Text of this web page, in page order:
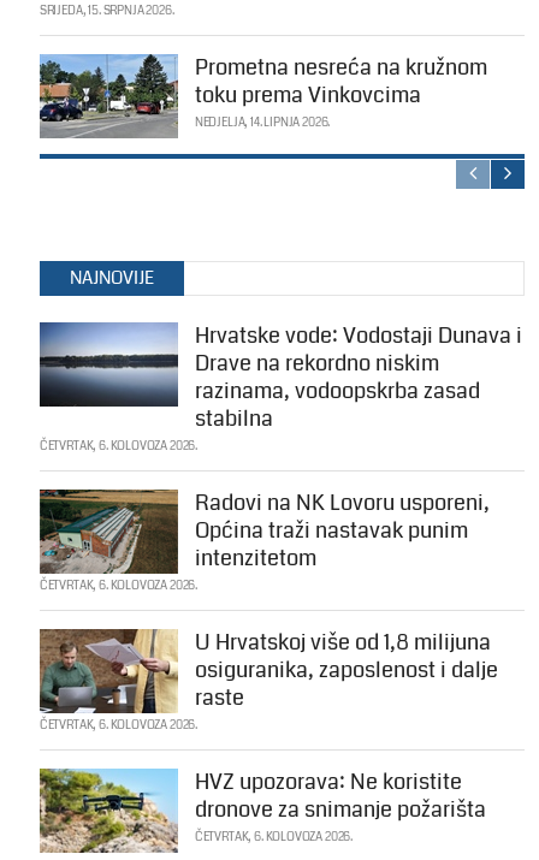
SRIJEDA, 15. SRPNJA 2026.
Prometna nesreća na kružnom
toku prema Vinkovcima
NEDJELJA, 14. LIPNJA 2026.
NAJNOVIJE
Hrvatske vode: Vodostaji Dunava i
Drave na rekordno niskim
razinama, vodoopskrba zasad
stabilna
ČETVRTAK, 6. KOLOVOZA 2026.
Radovi na NK Lovoru usporeni,
Općina traži nastavak punim
intenzitetom
ČETVRTAK, 6. KOLOVOZA 2026.
U Hrvatskoj više od 1,8 milijuna
osiguranika, zaposlenost i dalje
raste
ČETVRTAK, 6. KOLOVOZA 2026.
HVZ upozorava: Ne koristite
dronove za snimanje požarišta
ČETVRTAK, 6. KOLOVOZA 2026.